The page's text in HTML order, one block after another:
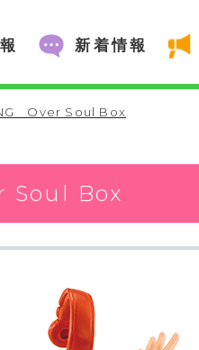
新着情報
Over Soul Box
Soul Box